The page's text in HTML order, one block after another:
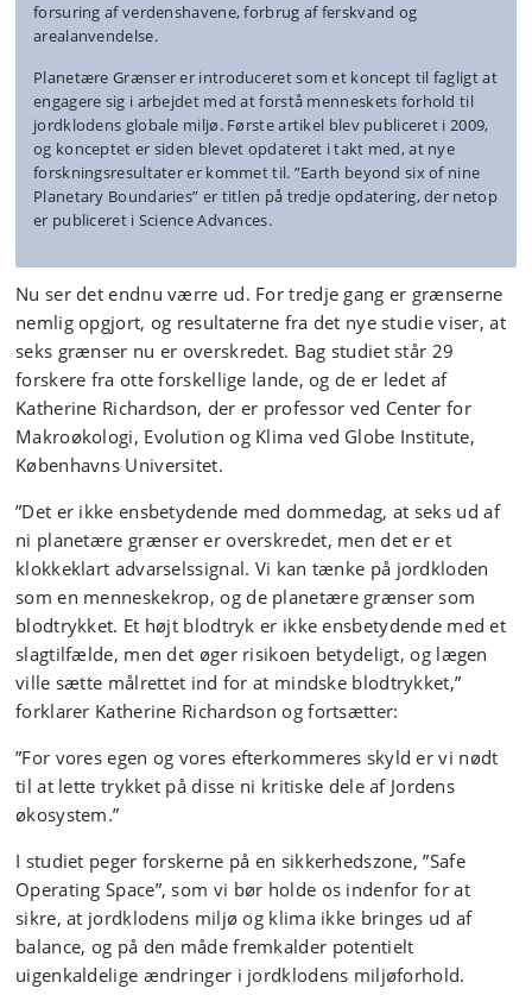
forsuring af verdenshavene, forbrug af ferskvand og
arealanvendelse.
Planetære Grænser er introduceret som et koncept til fagligt at
engagere sig i arbejdet med at forstå menneskets forhold til
jordklodens globale miljø. Første artikel blev publiceret i 2009,
og konceptet er siden blevet opdateret i takt med, at nye
forskningsresultater er kommet til. ”Earth beyond six of nine
Planetary Boundaries” er titlen på tredje opdatering, der netop
er publiceret i Science Advances.
Nu ser det endnu værre ud. For tredje gang er grænserne
nemlig opgjort, og resultaterne fra det nye studie viser, at
seks grænser nu er overskredet. Bag studiet står 29
forskere fra otte forskellige lande, og de er ledet af
Katherine Richardson, der er professor ved Center for
Makroøkologi, Evolution og Klima ved Globe Institute,
Københavns Universitet.
”Det er ikke ensbetydende med dommedag, at seks ud af
ni planetære grænser er overskredet, men det er et
klokkeklart advarselssignal. Vi kan tænke på jordkloden
som en menneskekrop, og de planetære grænser som
blodtrykket. Et højt blodtryk er ikke ensbetydende med et
slagtilfælde, men det øger risikoen betydeligt, og lægen
ville sætte målrettet ind for at mindske blodtrykket,”
forklarer Katherine Richardson og fortsætter:
”For vores egen og vores efterkommeres skyld er vi nødt
til at lette trykket på disse ni kritiske dele af Jordens
økosystem.”
I studiet peger forskerne på en sikkerhedszone, ”Safe
Operating Space”, som vi bør holde os indenfor for at
sikre, at jordklodens miljø og klima ikke bringes ud af
balance, og på den måde fremkalder potentielt
uigenkaldelige ændringer i jordklodens miljøforhold.